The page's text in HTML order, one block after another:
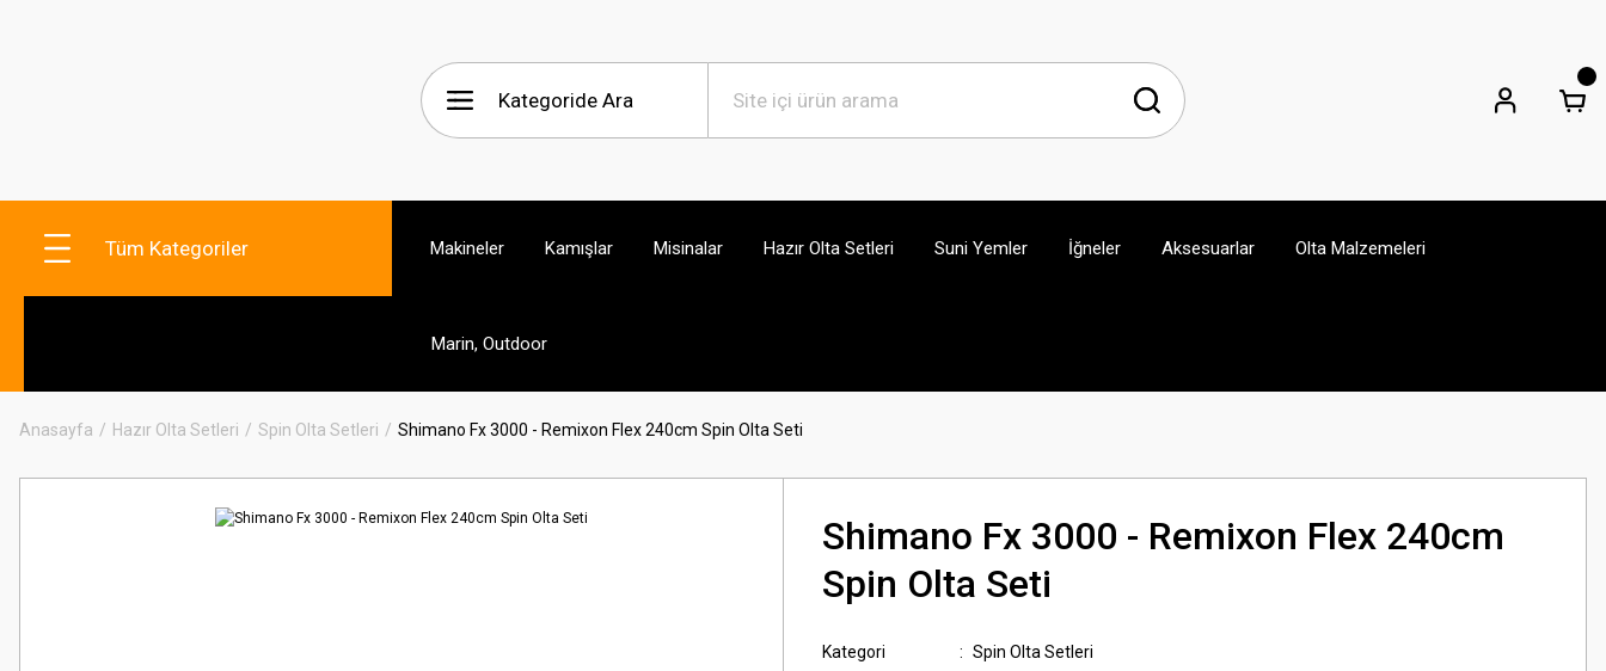
Tüm Kategoriler Makineler Kamışlar Misinalar Hazır Olta Setleri Suni Yemler İğneler Aksesuarlar Olta Malzemeleri
Marin, Outdoor
Anasayfa Hazır Olta Setleri Spin Olta Setleri Shimano Fx 3000 - Remixon Flex 240cm Spin Olta Seti
Shimano Fx 3000 - Remixon Flex 240cm
Spin Olta Seti
Kategori
Spin Olta Setleri